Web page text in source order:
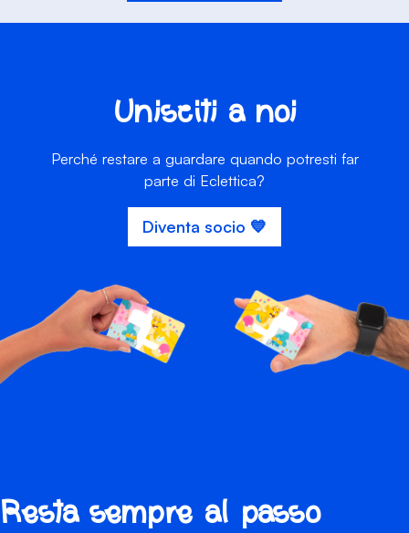
Unisciti a noi
Perché restare a guardare quando potresti far
parte di Eclettica?
Diventa socio 💙
Resta sempre al passo